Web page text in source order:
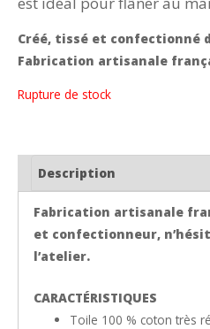
Créé, tissé et confectionné
Fabrication artisanale
Rupture de stock
Description
Fabrication artisanale
et confectionneur,
l’atelier.
CARACTÉRISTIQUES
Toile 100 % coton très